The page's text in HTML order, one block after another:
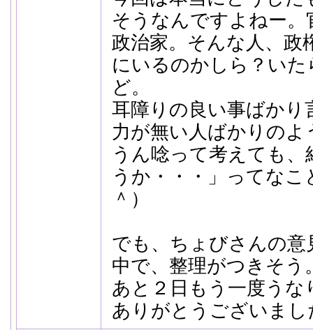
そうなんですよねー
政治家。そんな人、政
にいるのかしら？い
ど。
耳障りの良い事ばかり
力が無い人ばかりの
うん唸って考えても
うか・・・」ってな
＾）
でも、ちょびさんの
中で、整理がつきそう
あと２日もう一度うな
ありがとうございまし